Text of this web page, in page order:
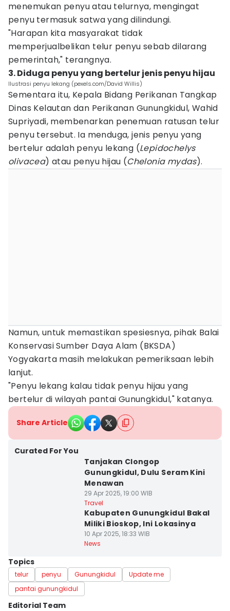
menemukan penyu atau telurnya, mengingat
penyu termasuk satwa yang dilindungi.
"Harapan kita masyarakat tidak
memperjualbelikan telur penyu sebab dilarang
pemerintah," terangnya.
3. Diduga penyu yang bertelur jenis penyu hijau
Ilustrasi penyu lekang (pexels.com/David Willis)
Sementara itu, Kepala Bidang Perikanan Tangkap
Dinas Kelautan dan Perikanan Gunungkidul, Wahid
Supriyadi, membenarkan penemuan ratusan telur
penyu tersebut. Ia menduga, jenis penyu yang
bertelur adalah penyu lekang (Lepidochelys
olivacea) atau penyu hijau (Chelonia mydas).
Namun, untuk memastikan spesiesnya, pihak Balai
Konservasi Sumber Daya Alam (BKSDA)
Yogyakarta masih melakukan pemeriksaan lebih
lanjut.
"Penyu lekang kalau tidak penyu hijau yang
bertelur di wilayah pantai Gunungkidul," katanya.
Share Article
Curated For You
Tanjakan Clongop
Gunungkidul, Dulu Seram Kini
Menawan
29 Apr 2025, 19:00 WIB
Travel
Kabupaten Gunungkidul Bakal
Miliki Bioskop, Ini Lokasinya
10 Apr 2025, 18:33 WIB
News
Topics
telur penyu Gunungkidul
Update me
pantai gunungkidul
Editorial Team